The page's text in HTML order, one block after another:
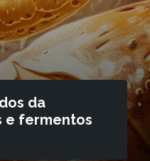
da
e fermentos